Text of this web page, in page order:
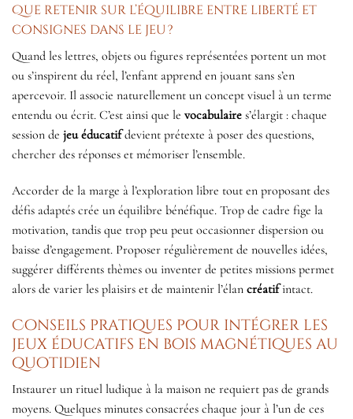
Que retenir sur l’équilibre entre liberté et
consignes dans le jeu ?
Quand les lettres, objets ou figures représentées portent un mot
ou s’inspirent du réel, l’enfant apprend en jouant sans s’en
apercevoir. Il associe naturellement un concept visuel à un terme
entendu ou écrit. C’est ainsi que le vocabulaire s’élargit : chaque
session de jeu éducatifdevient prétexte à poser des questions,
chercher des réponses et mémoriser l’ensemble.
Accorder de la marge à l’exploration libre tout en proposant des
défis adaptés crée un équilibre bénéfique. Trop de cadre fige la
motivation, tandis que trop peu peut occasionner dispersion ou
baisse d’engagement. Proposer régulièrement de nouvelles idées,
suggérer différents thèmes ou inventer de petites missions permet
alors de varier les plaisirs et de maintenir l’élan créatifintact.
Conseils pratiques pour intégrer les
jeux éducatifs en bois magnétiques au
quotidien
Instaurer un rituel ludique à la maison ne requiert pas de grands
moyens. Quelques minutes consacrées chaque jour à l’un de ces